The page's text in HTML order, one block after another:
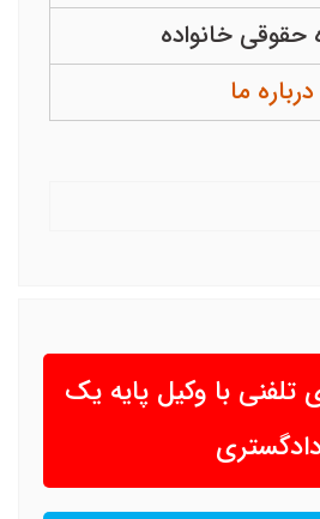
حقوقی خانواده
درباره ما
تلفنی با وکیل پایه یک